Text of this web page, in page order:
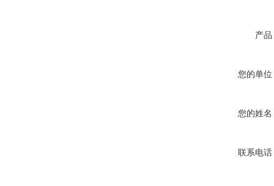
产品
您的单位
您的姓名
联系电话